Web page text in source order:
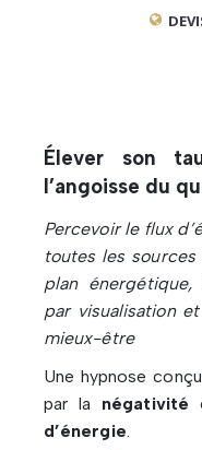
Élever son
l’angoisse du
Percevoir le flux
toutes les sources
plan
par visualisation
mieux-être
Une hypnose
par la négativité
d’énergie.